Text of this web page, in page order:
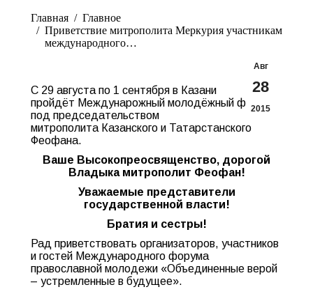
Главная
Главное
Приветствие митрополита Меркурия участникам
международного…
Авг
28
2015
С 29 августа по 1 сентября в Казани
пройдёт Междунарожный молодёжный форум
под председательством
митрополита Казанского и Татарстанского
Феофана.
Ваше Высокопреосвященство, дорогой
Владыка митрополит Феофан!
Уважаемые представители
государственной власти!
Братия и сестры!
Рад приветствовать организаторов, участников
и гостей Международного форума
православной молодежи «Объединенные верой
– устремленные в будущее».